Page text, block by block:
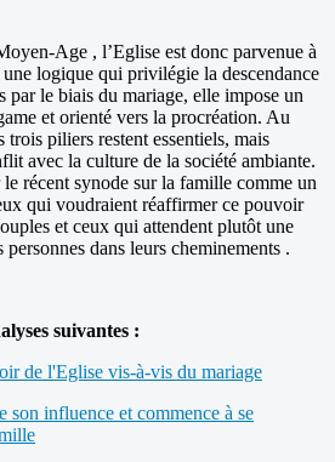
Age , l’Eglise est donc parvenue à
logique qui privilégie la descendance
par le biais du mariage, elle impose un
et orienté vers la procréation. Au
piliers restent essentiels, mais
avec la culture de la société ambiante.
récent synode sur la famille comme un
qui voudraient réaffirmer ce pouvoir
et ceux qui attendent plutôt une
dans leurs cheminements .
suivantes :
de l'Eglise vis-à-vis du mariage
influence et commence à se